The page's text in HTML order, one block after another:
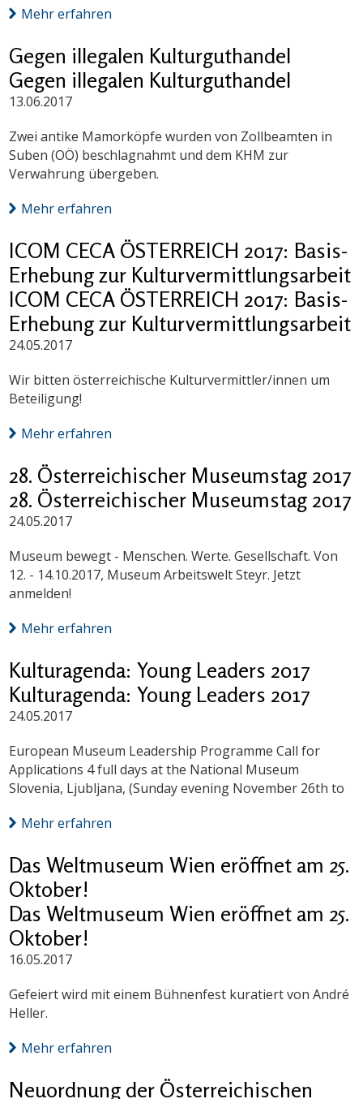
Mehr erfahren
Gegen illegalen Kulturguthandel
Gegen illegalen Kulturguthandel
13.06.2017
Zwei antike Mamorköpfe wurden von Zollbeamten in
Suben (OÖ) beschlagnahmt und dem KHM zur
Verwahrung übergeben.
Mehr erfahren
ICOM CECA ÖSTERREICH 2017: Basis-
Erhebung zur Kulturvermittlungsarbeit
ICOM CECA ÖSTERREICH 2017: Basis-
Erhebung zur Kulturvermittlungsarbeit
24.05.2017
Wir bitten österreichische Kulturvermittler/innen um
Beteiligung!
Mehr erfahren
28. Österreichischer Museumstag 2017
28. Österreichischer Museumstag 2017
24.05.2017
Museum bewegt - Menschen. Werte. Gesellschaft. Von
12. - 14.10.2017, Museum Arbeitswelt Steyr. Jetzt
anmelden!
Mehr erfahren
Kulturagenda: Young Leaders 2017
Kulturagenda: Young Leaders 2017
24.05.2017
European Museum Leadership Programme Call for
Applications 4 full days at the National Museum
Slovenia, Ljubljana, (Sunday evening November 26th to
Mehr erfahren
Das Weltmuseum Wien eröffnet am 25.
Oktober!
Das Weltmuseum Wien eröffnet am 25.
Oktober!
16.05.2017
Gefeiert wird mit einem Bühnenfest kuratiert von André
Heller.
Mehr erfahren
Neuordnung der Österreichischen